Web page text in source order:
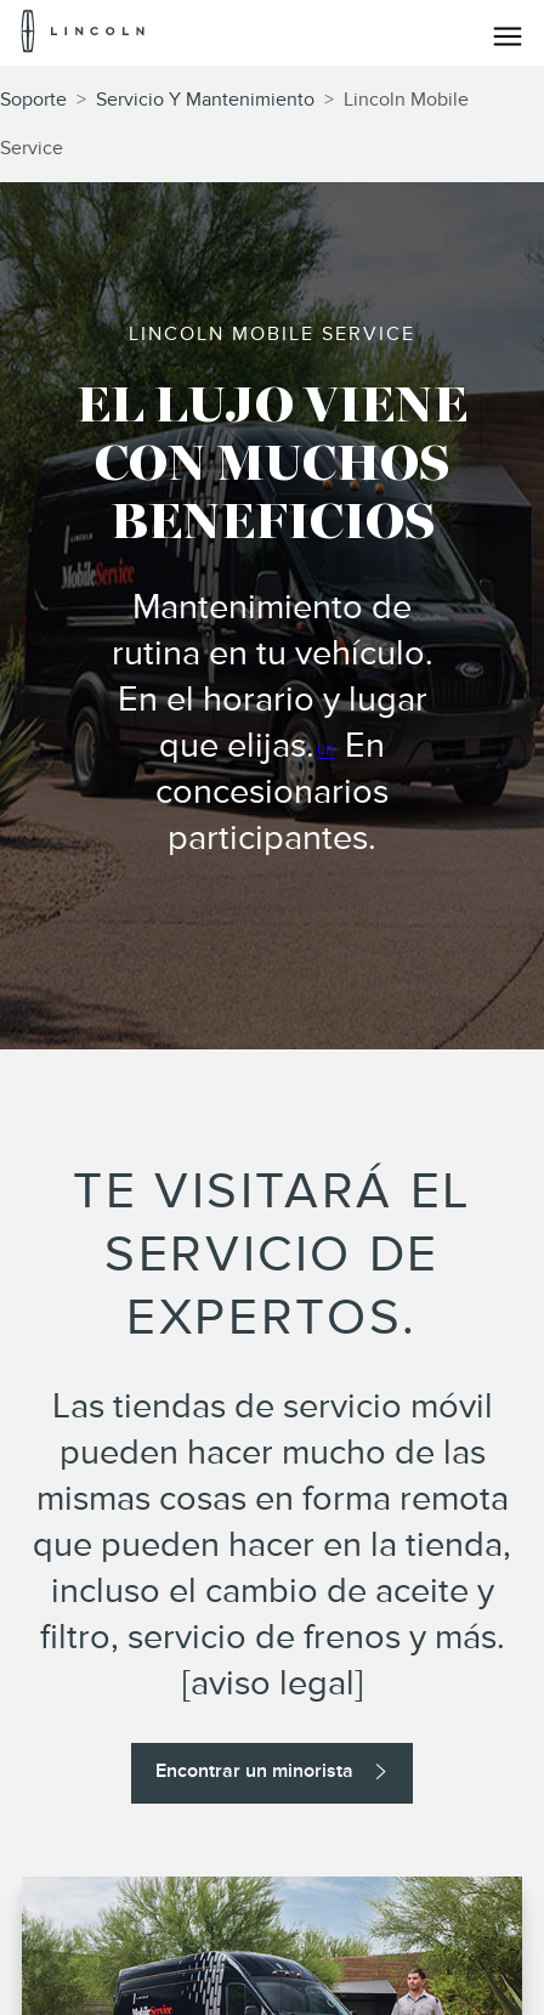
Saltar al contenido
Soporte > Servicio Y Mantenimiento > Lincoln Mobile
Service
LINCOLN MOBILE SERVICE
EL LUJO VIENE
CON MUCHOS
BENEFICIOS
Mantenimiento de
rutina en tu vehículo.
En el horario y lugar
que elijas. unEn
concesionarios
participantes.
TE VISITARÁ EL
SERVICIO DE
EXPERTOS.
Las tiendas de servicio móvil
pueden hacer mucho de las
mismas cosas en forma remota
que pueden hacer en la tienda,
incluso el cambio de aceite y
filtro, servicio de frenos y más.
[aviso legal]
Encontrar un minorista